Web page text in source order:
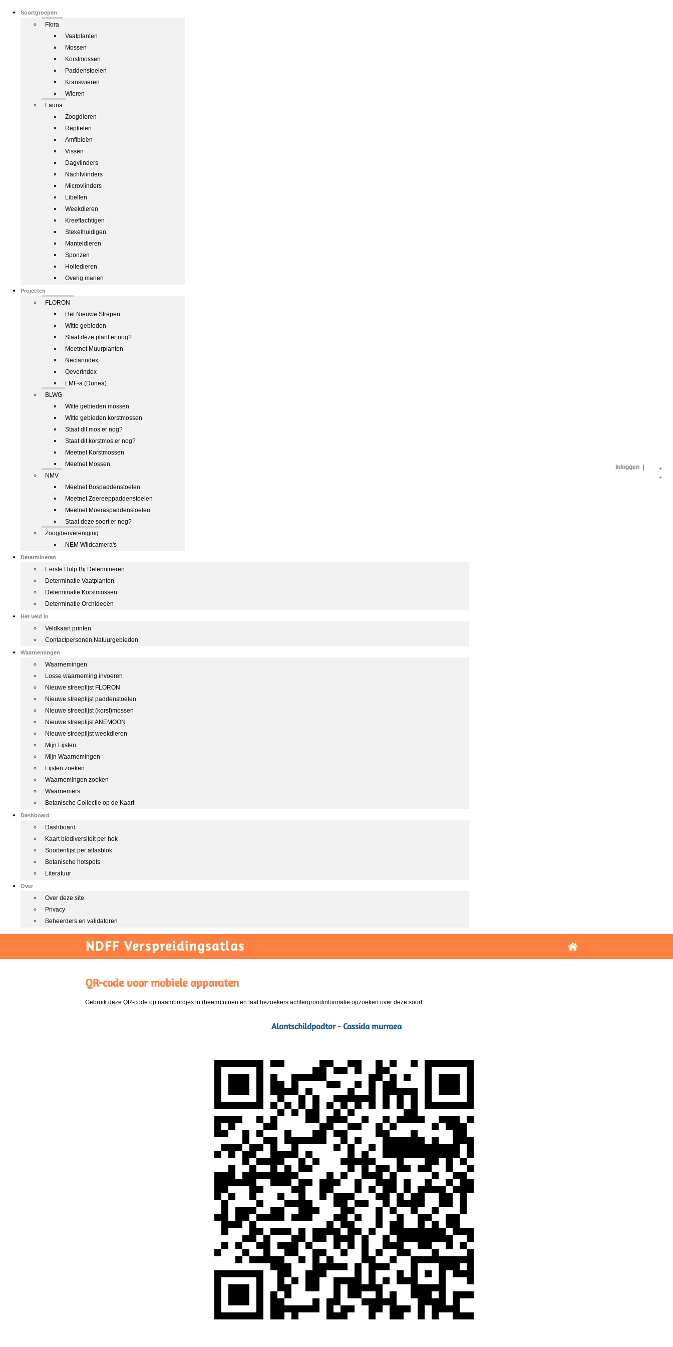
Soortgroepen
Flora
Vaatplanten
Mossen
Korstmossen
Paddenstoelen
Kranswieren
Wieren
Fauna
Zoogdieren
Reptielen
Amfibieën
Vissen
Dagvlinders
Nachtvlinders
Microvlinders
Libellen
Weekdieren
Kreeftachtigen
Stekelhuidigen
Manteldieren
Sponzen
Holtedieren
Overig marien
Projecten
FLORON
Het Nieuwe Strepen
Witte gebieden
Staat deze plant er nog?
Meetnet Muurplanten
Nectarindex
Oeverindex
LMF-a (Dunea)
BLWG
Witte gebieden mossen
Witte gebieden korstmossen
Staat dit mos er nog?
Staat dit korstmos er nog?
Meetnet Korstmossen
Meetnet Mossen
NMV
Meetnet Bospaddenstoelen
Meetnet Zeereeppaddenstoelen
Meetnet Moeraspaddenstoelen
Staat deze soort er nog?
Zoogdiervereniging
NEM Wildcamera's
Determineren
Eerste Hulp Bij Determineren
Determinatie Vaatplanten
Determinatie Korstmossen
Determinatie Orchideeën
Het veld in
Veldkaart printen
Contactpersonen Natuurgebieden
Waarnemingen
Waarnemingen
Losse waarneming invoeren
Nieuwe streeplijst FLORON
Nieuwe streeplijst paddenstoelen
Nieuwe streeplijst (korst)mossen
Nieuwe streeplijst ANEMOON
Nieuwe streeplijst weekdieren
Mijn Lijsten
Mijn Waarnemingen
Lijsten zoeken
Waarnemingen zoeken
Waarnemers
Botanische Collectie op de Kaart
Dashboard
Dashboard
Kaart biodiversiteit per hok
Soortenlijst per atlasblok
Botanische hotspots
Literatuur
Over
Over deze site
Privacy
Beheerders en validatoren
Inloggen
NDFF Verspreidingsatlas
QR-code voor mobiele apparaten
Gebruik deze QR-code op naambordjes in (heem)tuinen en laat bezoekers achtergrondinformatie opzoeken over deze soort.
Alantschildpadtor - Cassida murraea